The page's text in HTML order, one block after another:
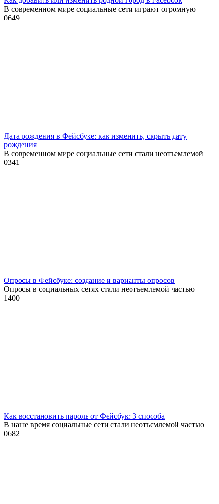
В современном мире социальные сети играют огромную
0649
Дата рождения в Фейсбуке: как изменить, скрыть дату
рождения
В современном мире социальные сети стали неотъемлемой
0341
Опросы в Фейсбуке: создание и варианты опросов
Опросы в социальных сетях стали неотъемлемой частью
1400
Как восстановить пароль от Фейсбук: 3 способа
В наше время социальные сети стали неотъемлемой частью
0682